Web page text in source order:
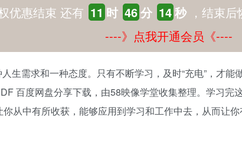
优惠结束 还有 11 时 46分 14秒，结束后
----》点我开通会员《----
生需求和一种态度。只有不断学习，及时“充电”，才能
百度网盘分享下载，由58映像学堂收集整理。学习完
你从中有所收获，能够应用到学习和工作中去，从而让